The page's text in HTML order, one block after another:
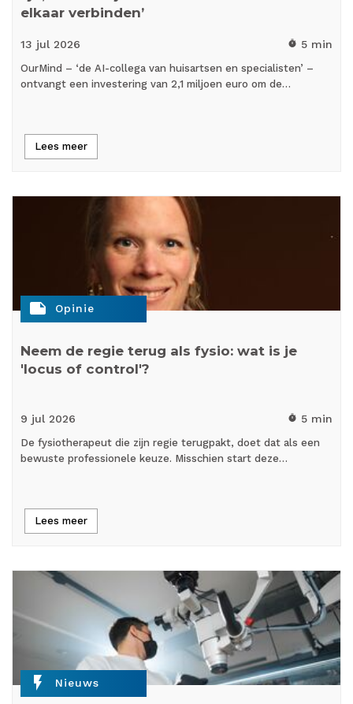
elkaar verbinden’
13 jul 2026 timer 5 min
OurMind – ‘de AI-collega van huisartsen en specialisten’ –
ontvangt een investering van 2,1 miljoen euro om de…
Lees meer
note Opinie
Neem de regie terug als fysio: wat is je
'locus of control'?
9 jul 2026 timer 5 min
De fysiotherapeut die zijn regie terugpakt, doet dat als een
bewuste professionele keuze. Misschien start deze…
Lees meer
flash_on Nieuws